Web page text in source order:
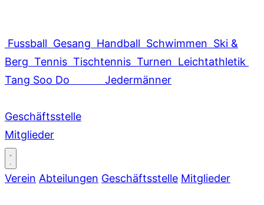
Fussball Gesang Handball Schwimmen Ski &
Berg Tennis Tischtennis Turnen Leichtathletik
Tang Soo Do
Jedermänner
Geschäftsstelle
Mitglieder
Verein Abteilungen Geschäftsstelle Mitglieder